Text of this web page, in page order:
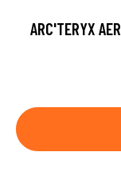
ARC'TERYX